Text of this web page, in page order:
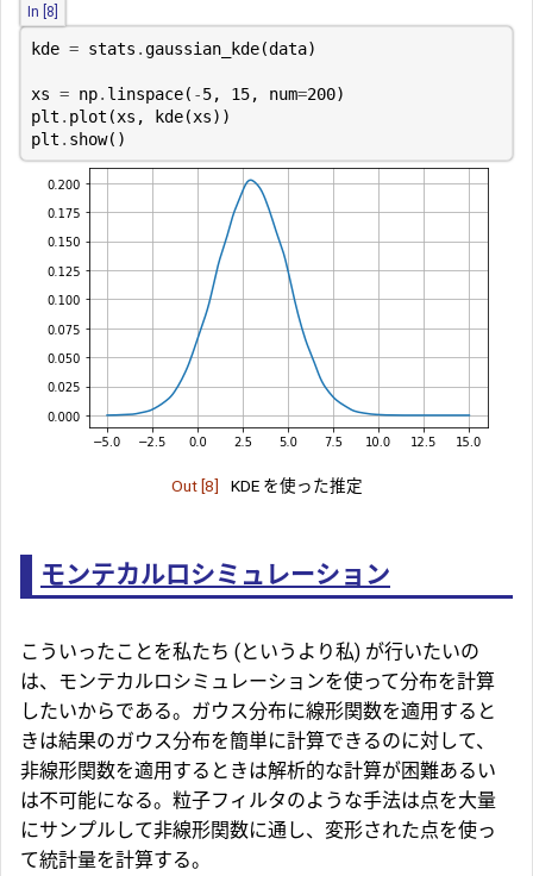
In [8]
kde = stats .gaussian_kde(data)
xs = np. linspace( -5, 15, num=200)
plt . plot (xs , kde(xs))
plt . show()
Out [8] KDE を使った推定
モンテカルロシミュレーション
こういったことを私たち (というより私) が行いたいの
は、 モンテカルロシミュレーションを使って分布を計算
したいからである。ガウス分布に線形関数を適用すると
きは結果のガウス分布を簡単に計算できるのに対して、
非線形関数を適用するときは解析的な計算が困難あるい
は不可能になる。粒子フィルタのような手法は点を大量
にサンプルして非線形関数に通し、変形された点を使っ
て統計量を計算する。